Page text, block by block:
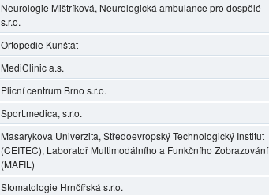
Neurologie Mištríková, Neurologická ambulance pro dospělé
s.r.o.
Ortopedie Kunštát
MediClinic a.s.
Plicní centrum Brno s.r.o.
Sport.medica, s.r.o.
Masarykova Univerzita, Středoevropský Technologický Institut
(CEITEC), Laboratoř Multimodálního a Funkčního Zobrazování
(MAFIL)
Stomatologie Hrnčířská s.r.o.